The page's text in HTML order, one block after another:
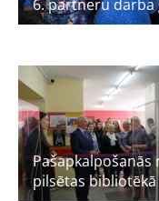
6. partneru darba
Pašapkalpošanās
pilsētas bibliotēkā